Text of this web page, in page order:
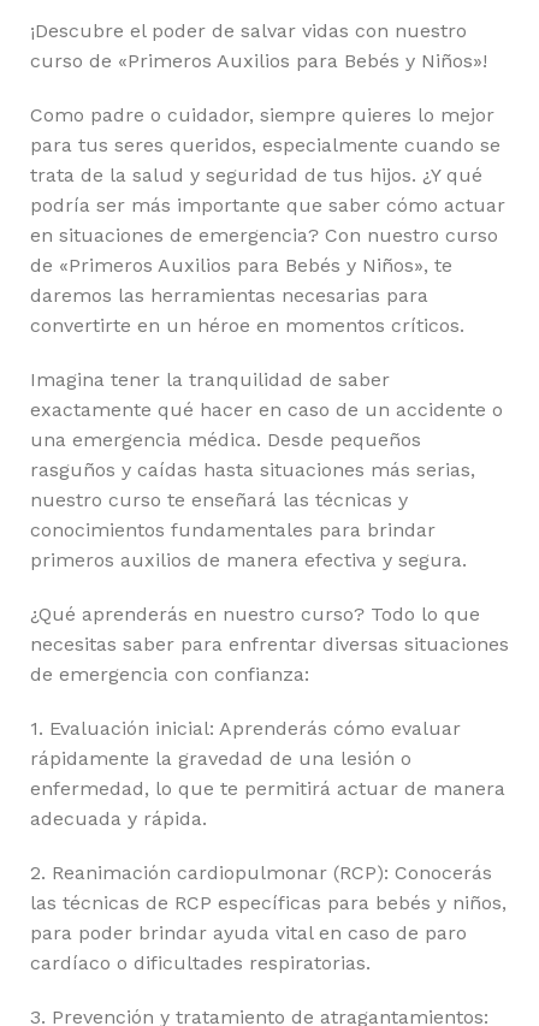
¡Descubre el poder de salvar vidas con nuestro
curso de «Primeros Auxilios para Bebés y Niños»!
Como padre o cuidador, siempre quieres lo mejor
para tus seres queridos, especialmente cuando se
trata de la salud y seguridad de tus hijos. ¿Y qué
podría ser más importante que saber cómo actuar
en situaciones de emergencia? Con nuestro curso
de «Primeros Auxilios para Bebés y Niños», te
daremos las herramientas necesarias para
convertirte en un héroe en momentos críticos.
Imagina tener la tranquilidad de saber
exactamente qué hacer en caso de un accidente o
una emergencia médica. Desde pequeños
rasguños y caídas hasta situaciones más serias,
nuestro curso te enseñará las técnicas y
conocimientos fundamentales para brindar
primeros auxilios de manera efectiva y segura.
¿Qué aprenderás en nuestro curso? Todo lo que
necesitas saber para enfrentar diversas situaciones
de emergencia con confianza:
1. Evaluación inicial: Aprenderás cómo evaluar
rápidamente la gravedad de una lesión o
enfermedad, lo que te permitirá actuar de manera
adecuada y rápida.
2. Reanimación cardiopulmonar (RCP): Conocerás
las técnicas de RCP específicas para bebés y niños,
para poder brindar ayuda vital en caso de paro
cardíaco o dificultades respiratorias.
3. Prevención y tratamiento de atragantamientos: